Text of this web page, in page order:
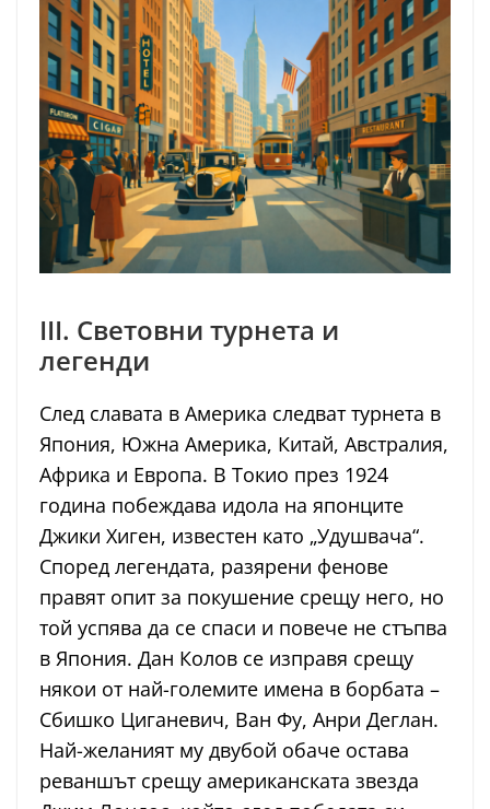
III. Световни турнета и
легенди
След славата в Америка следват турнета в
Япония, Южна Америка, Китай, Австралия,
Африка и Европа. В Токио през 1924
година побеждава идола на японците
Джики Хиген, известен като „Удушвача“.
Според легендата, разярени фенове
правят опит за покушение срещу него, но
той успява да се спаси и повече не стъпва
в Япония. Дан Колов се изправя срещу
някои от най-големите имена в борбата –
Сбишко Циганевич, Ван Фу, Анри Деглан.
Най-желаният му двубой обаче остава
реваншът срещу американската звезда